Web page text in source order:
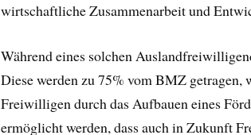
wirtschaftliche Zusammenarbeit und
Während eines solchen
Diese werden zu 75% vom BMZ
Freiwilligen durch das Aufbauen eines
ermöglicht werden, dass auch in Zukunft